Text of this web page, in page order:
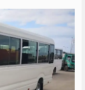
ايجار
كوستر
الى
مرسى
علم